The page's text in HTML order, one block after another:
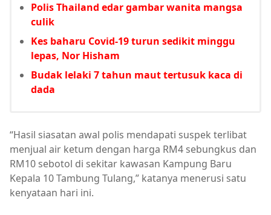
Polis Thailand edar gambar wanita mangsa
culik
Kes baharu Covid-19 turun sedikit minggu
lepas, Nor Hisham
Budak lelaki 7 tahun maut tertusuk kaca di
dada
“Hasil siasatan awal polis mendapati suspek terlibat
menjual air ketum dengan harga RM4 sebungkus dan
RM10 sebotol di sekitar kawasan Kampung Baru
Kepala 10 Tambung Tulang,” katanya menerusi satu
kenyataan hari ini.